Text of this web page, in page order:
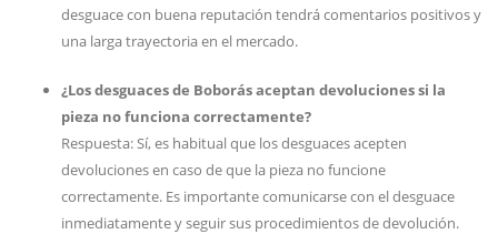
desguace con buena reputación tendrá comentarios positivos y
una larga trayectoria en el mercado.
¿Los desguaces de Boborás aceptan devoluciones si la
pieza no funciona correctamente?
Respuesta: Sí, es habitual que los desguaces acepten
devoluciones en caso de que la pieza no funcione
correctamente. Es importante comunicarse con el desguace
inmediatamente y seguir sus procedimientos de devolución.